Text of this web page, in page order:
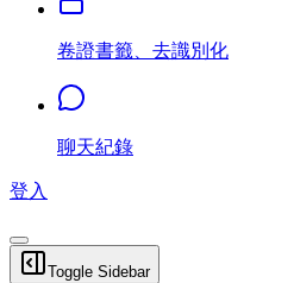
卷證書籤、去識別化
聊天紀錄
登入
Toggle Sidebar